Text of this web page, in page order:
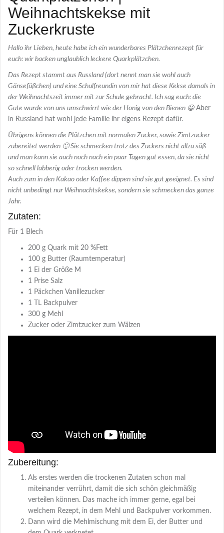
Weihnachtskekse mit
Zuckerkruste
Hallo ihr Lieben, heute habe ich ein wunderbares Plätzchenrezept für
euch: wir backen unglaublich leckere Quarkplätzchen.
Das Rezept stammt aus Russland (dort nennt man sie wohl auch
Gänsefüßchen) und eine Schulfreundin von mir hat diese Kekse damals in
der Weihnachtszeit immer mit zur Schule gebracht. Ich sag euch: die
Gute wurde von uns umschwirrt wie der Honig von den Bienen 😀 Aber
in Russland hat wohl jede Familie ihr eigens Rezept dafür.
Übrigens können die Plätzchen mit normalen Zucker, sowie Zimtzucker
zubereitet werden 🙂 Sie schmecken trotz des Zuckers nicht allzu süß
und man kann sie auch noch nach ein paar Tagen gut essen, da sie nicht
so schnell labberig oder trocken werden.
Auch zum in den Kakao oder Kaffee dippen sind sie gut geeignet. Es sind
nicht unbedingt nur Weihnachtskekse, sondern sie schmecken das ganze
Jahr.
Zutaten:
Für 1 Blech
200 g Quark mit 20 %Fett
100 g Butter (Raumtemperatur)
1 Ei der Größe M
1 Prise Salz
1 Päckchen Vanillezucker
1 TL Backpulver
300 g Mehl
Zucker oder Zimtzucker zum Wälzen
Zubereitung:
Als erstes werden die trockenen Zutaten schon mal
miteinander verrührt, damit die sich schön gleichmäßig
verteilen können. Das mache ich immer gerne, egal bei
welchem Rezept, in dem Mehl und Backpulver vorkommen.
Dann wird die Mehlmischung mit dem Ei, der Butter und